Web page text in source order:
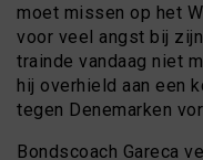
moet missen op het
voor veel angst bij
trainde vandaag niet
hij overhield aan een
tegen Denemarken
Bondscoach Gareca